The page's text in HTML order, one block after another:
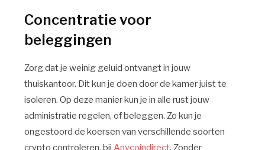
Concentratie voor
beleggingen
Zorg dat je weinig geluid ontvangt in jouw
thuiskantoor. Dit kun je doen door de kamer juist te
isoleren. Op deze manier kun je in alle rust jouw
administratie regelen, of beleggen. Zo kun je
ongestoord de koersen van verschillende soorten
crypto controleren, bij Anycoindirect. Zonder